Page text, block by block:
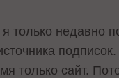
только недавно
только сайт.